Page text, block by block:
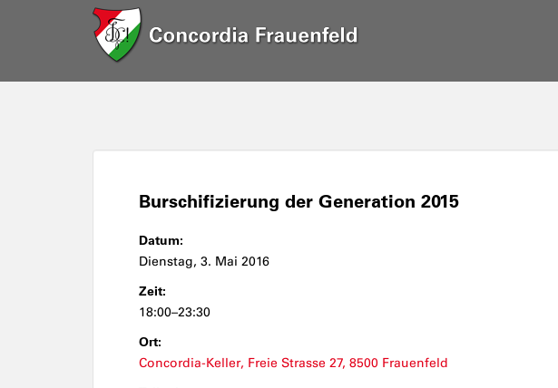
Burschifizierung der Generation 2015
Datum:
Dienstag, 3. Mai 2016
Zeit:
18:00–23:30
Ort:
Concordia-Keller, Freie Strasse 27, 8500 Frauenfeld